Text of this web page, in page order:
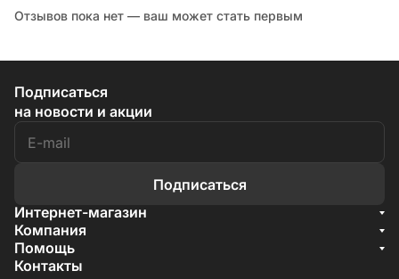
Отзывов пока нет — ваш может стать первым
Подписаться
на новости и акции
Подписаться
Интернет-магазин
Акции
Бренды
Компания
О компании
Документы
Помощь
Условия доставки
Контакты